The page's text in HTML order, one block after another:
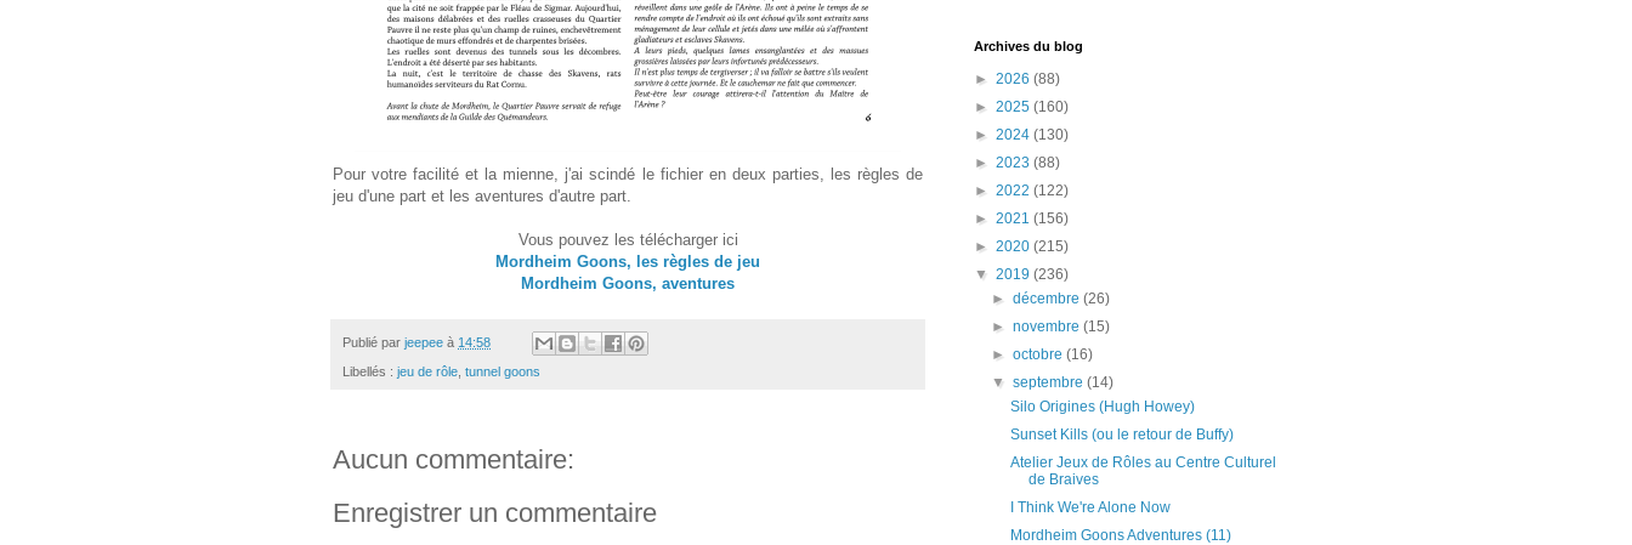
Pour votre facilité et la mienne, j'ai scindé le fichier en deux parties, les règles de
jeu d'une part et les aventures d'autre part.
Vous pouvez les télécharger ici
Mordheim Goons, les règles de jeu
Mordheim Goons, aventures
Publié par jeepee à 14:58
Libellés : jeu de rôle tunnel goons
Aucun commentaire:
Enregistrer un commentaire
Archives du blog
► 2026 (88)
► 2025 (160)
► 2024 (130)
► 2023 (88)
► 2022 (122)
► 2021 (156)
► 2020 (215)
▼ 2019 (236)
►décembre(26)
►novembre(15)
►octobre(16)
▼septembre(14)
Silo Origines (Hugh Howey)
Sunset Kills (ou le retour de Buffy)
Atelier Jeux de Rôles au Centre Culturel
de Braives
I Think We're Alone Now
Mordheim Goons Adventures (11)